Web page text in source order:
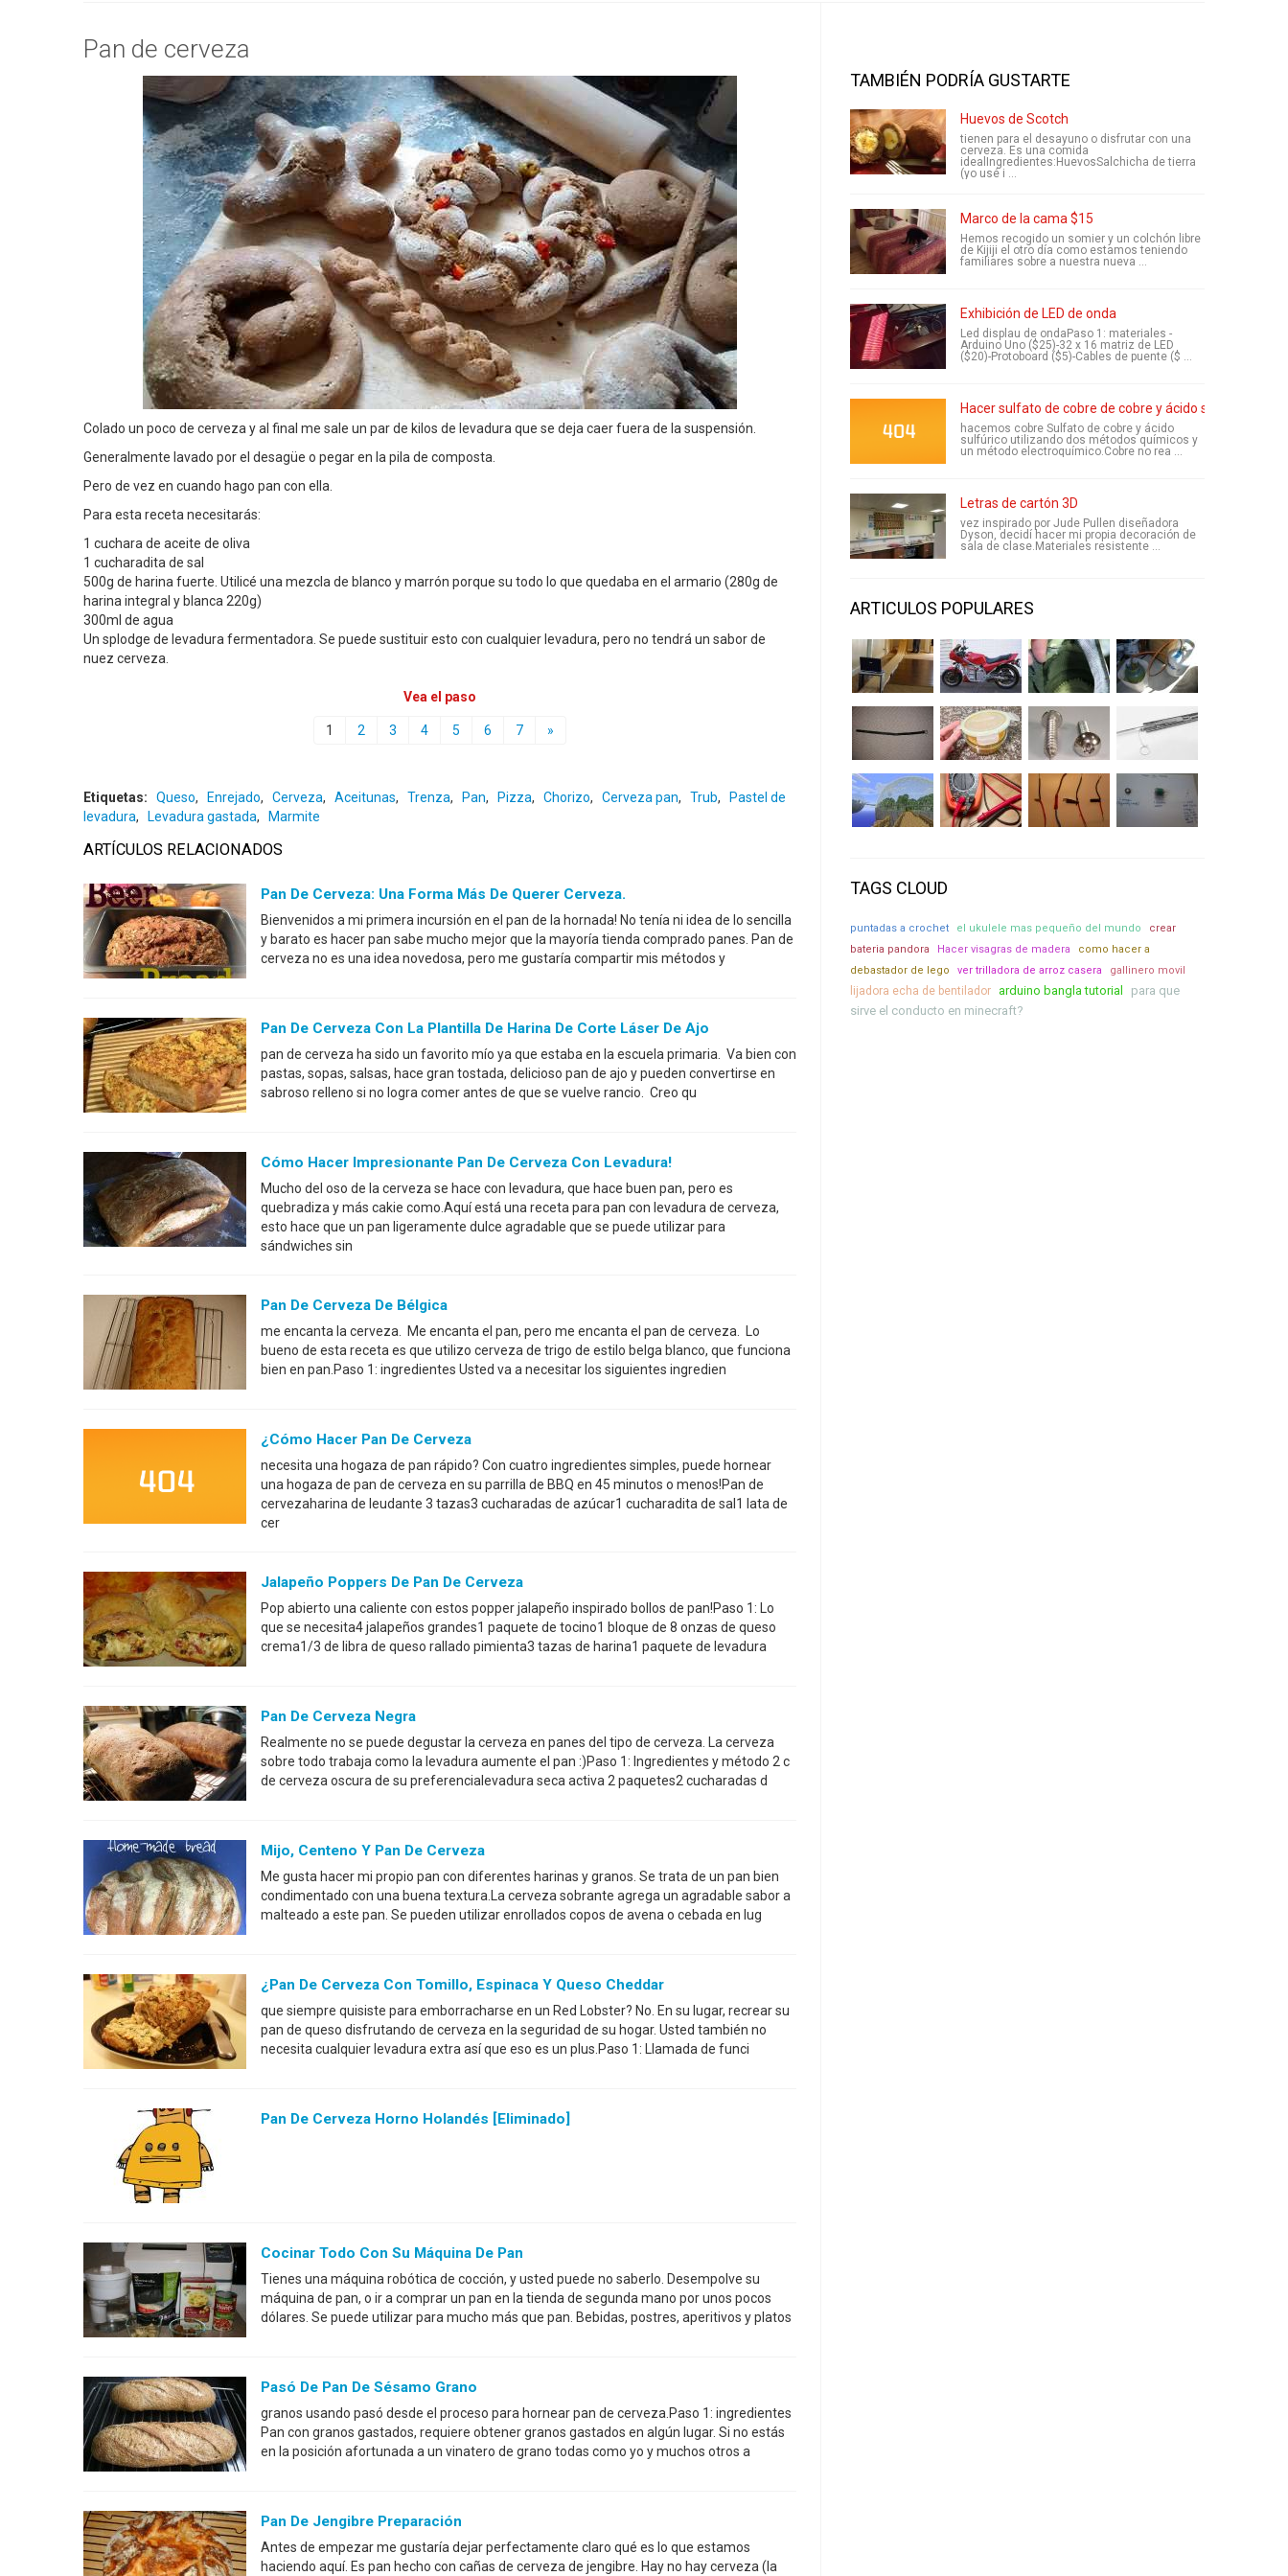
Pan de cerveza
Colado un poco de cerveza y al final me sale un par de kilos de levadura que se deja caer fuera de la suspensión.
Generalmente lavado por el desagüe o pegar en la pila de composta.
Pero de vez en cuando hago pan con ella.
Para esta receta necesitarás:
1 cuchara de aceite de oliva
1 cucharadita de sal
500g de harina fuerte. Utilicé una mezcla de blanco y marrón porque su todo lo que quedaba en el armario (280g de
harina integral y blanca 220g)
300ml de agua
Un splodge de levadura fermentadora. Se puede sustituir esto con cualquier levadura, pero no tendrá un sabor de
nuez cerveza.
Vea el paso
1 2 3 4 5 6 7 »
Etiquetas: Queso, Enrejado, Cerveza, Aceitunas, Trenza, Pan, Pizza, Chorizo, Cerveza pan, Trub,
Pastel de
levadura, Levadura gastada, Marmite
ARTÍCULOS RELACIONADOS
Pan De Cerveza: Una Forma Más De Querer Cerveza.
Bienvenidos a mi primera incursión en el pan de la hornada! No tenía ni idea de lo sencilla
y barato es hacer pan sabe mucho mejor que la mayoría tienda comprado panes. Pan de
cerveza no es una idea novedosa, pero me gustaría compartir mis métodos y
Pan De Cerveza Con La Plantilla De Harina De Corte Láser De Ajo
pan de cerveza ha sido un favorito mío ya que estaba en la escuela primaria. Va bien con
pastas, sopas, salsas, hace gran tostada, delicioso pan de ajo y pueden convertirse en
sabroso relleno si no logra comer antes de que se vuelve rancio. Creo qu
Cómo Hacer Impresionante Pan De Cerveza Con Levadura!
Mucho del oso de la cerveza se hace con levadura, que hace buen pan, pero es
quebradiza y más cakie como.Aquí está una receta para pan con levadura de cerveza,
esto hace que un pan ligeramente dulce agradable que se puede utilizar para
sándwiches sin
Pan De Cerveza De Bélgica
me encanta la cerveza. Me encanta el pan, pero me encanta el pan de cerveza. Lo
bueno de esta receta es que utilizo cerveza de trigo de estilo belga blanco, que funciona
bien en pan.Paso 1: ingredientes Usted va a necesitar los siguientes ingredien
¿Cómo Hacer Pan De Cerveza
necesita una hogaza de pan rápido? Con cuatro ingredientes simples, puede hornear
una hogaza de pan de cerveza en su parrilla de BBQ en 45 minutos o menos!Pan de
cervezaharina de leudante 3 tazas3 cucharadas de azúcar1 cucharadita de sal1 lata de
cer
Jalapeño Poppers De Pan De Cerveza
Pop abierto una caliente con estos popper jalapeño inspirado bollos de pan!Paso 1: Lo
que se necesita4 jalapeños grandes1 paquete de tocino1 bloque de 8 onzas de queso
crema1/3 de libra de queso rallado pimienta3 tazas de harina1 paquete de levadura
Pan De Cerveza Negra
Realmente no se puede degustar la cerveza en panes del tipo de cerveza. La cerveza
sobre todo trabaja como la levadura aumente el pan :)Paso 1: Ingredientes y método 2 c
de cerveza oscura de su preferencialevadura seca activa 2 paquetes2 cucharadas d
Mijo, Centeno Y Pan De Cerveza
Me gusta hacer mi propio pan con diferentes harinas y granos. Se trata de un pan bien
condimentado con una buena textura.La cerveza sobrante agrega un agradable sabor a
malteado a este pan. Se pueden utilizar enrollados copos de avena o cebada en lug
¿Pan De Cerveza Con Tomillo, Espinaca Y Queso Cheddar
que siempre quisiste para emborracharse en un Red Lobster? No. En su lugar, recrear su
pan de queso disfrutando de cerveza en la seguridad de su hogar. Usted también no
necesita cualquier levadura extra así que eso es un plus.Paso 1: Llamada de funci
Pan De Cerveza Horno Holandés [eliminado]
Cocinar Todo Con Su Máquina De Pan
Tienes una máquina robótica de cocción, y usted puede no saberlo. Desempolve su
máquina de pan, o ir a comprar un pan en la tienda de segunda mano por unos pocos
dólares. Se puede utilizar para mucho más que pan. Bebidas, postres, aperitivos y platos
Pasó De Pan De Sésamo Grano
granos usando pasó desde el proceso para hornear pan de cerveza.Paso 1: ingredientes
Pan con granos gastados, requiere obtener granos gastados en algún lugar. Si no estás
en la posición afortunada a un vinatero de grano todas como yo y muchos otros a
Pan De Jengibre Preparación
Antes de empezar me gustaría dejar perfectamente claro qué es lo que estamos
haciendo aquí. Es pan hecho con cañas de cerveza de jengibre. Hay no hay cerveza (la
TAMBIÉN PODRÍA GUSTARTE
Huevos de Scotch
tienen para el desayuno o disfrutar con una
cerveza. Es una comida
idealIngredientes:HuevosSalchicha de tierra
(yo usé i ...
Marco de la cama $15
Hemos recogido un somier y un colchón libre
de Kijiji el otro día como estamos teniendo
familiares sobre a nuestra nueva ...
Exhibición de LED de onda
Led displau de ondaPaso 1: materiales -
Arduino Uno ($25)-32 x 16 matriz de LED
($20)-Protoboard ($5)-Cables de puente ($ ...
Hacer sulfato de cobre de cobre y ácido sulfúrico (3
hacemos cobre Sulfato de cobre y ácido
sulfúrico utilizando dos métodos químicos y
un método electroquímico.Cobre no rea ...
Letras de cartón 3D
vez inspirado por Jude Pullen diseñadora
Dyson, decidí hacer mi propia decoración de
sala de clase.Materiales resistente ...
ARTICULOS POPULARES
TAGS CLOUD
puntadas a crochet el ukulele mas pequeño del mundo
crear
bateria pandora
Hacer visagras de madera
como hacer a
debastador de lego
ver trilladora de arroz casera gallinero movil
lijadora echa de bentilador arduino bangla tutorial
para que
sirve el conducto en minecraft?